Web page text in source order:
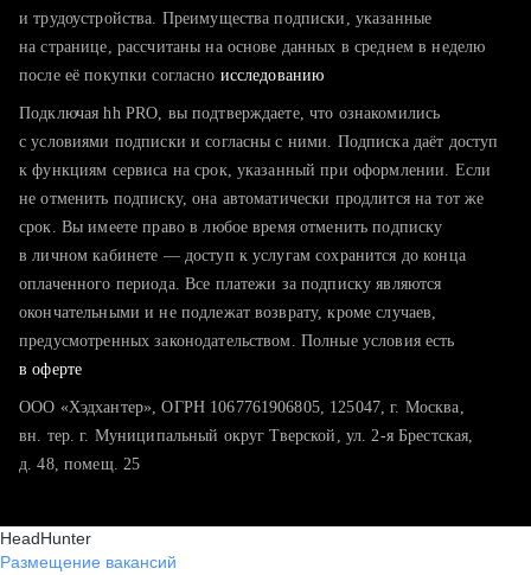
тратите много времени на поиск и вручную поднимаете
хотите сравнить себя с конкурентами и оценить шансы
и трудоустройства. Преимущества подписки, указанные
на странице, рассчитаны на основе данных в среднем в неделю
после её покупки согласно исследованию
Подключая hh PRO, вы подтверждаете, что ознакомились
с условиями подписки и согласны с ними. Подписка даёт доступ
к функциям сервиса на срок, указанный при оформлении. Если
не отменить подписку, она автоматически продлится на тот же
срок. Вы имеете право в любое время отменить подписку
в личном кабинете — доступ к услугам сохранится до конца
оплаченного периода. Все платежи за подписку являются
окончательными и не подлежат возврату, кроме случаев,
предусмотренных законодательством. Полные условия есть
в оферте
ООО «Хэдхантер», ОГРН 1067761906805, 125047, г. Москва,
вн. тер. г. Муниципальный округ Тверской, ул. 2-я Брестская,
д. 48, помещ. 25
HeadHunter
Размещение вакансий